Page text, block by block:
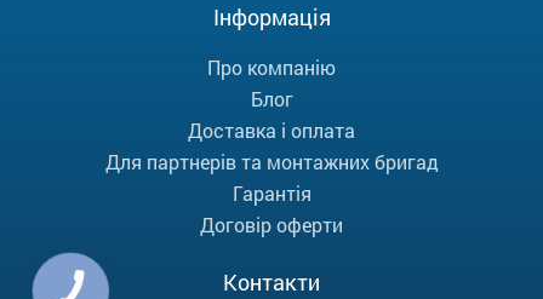
Інформація
Про компанію
Блог
Доставка і оплата
Для партнерів та монтажних бригад
Гарантія
Договір оферти
Контакти